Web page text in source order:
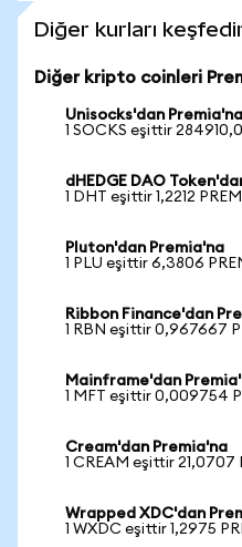
Diğer kurları
Diğer kripto coinleri
Unisocks'dan Premia'na
1 SOCKS eşittir
dHEDGE DAO
1 DHT eşittir 1,2212
Pluton'dan Premia'na
1 PLU eşittir 6,3806
Ribbon Finance'dan
1 RBN eşittir 0,967667
Mainframe'dan
1 MFT eşittir 0,009754
Cream'dan Premia'na
1 CREAM eşittir 21,0707
Wrapped XDC'dan
1 WXDC eşittir 1,2975